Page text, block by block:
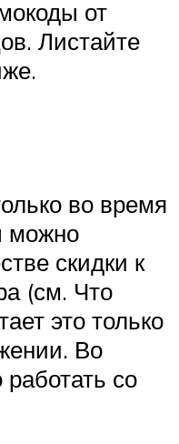
от
Листайте
во время
можно
скидки к
(см. Что
это только
Во
со